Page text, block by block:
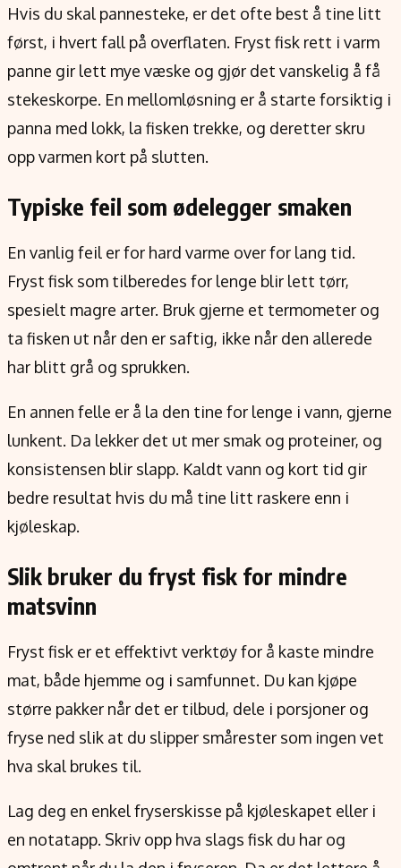
Hvis du skal pannesteke, er det ofte best å tine litt
først, i hvert fall på overflaten. Fryst fisk rett i varm
panne gir lett mye væske og gjør det vanskelig å få
stekeskorpe. En mellomløsning er å starte forsiktig i
panna med lokk, la fisken trekke, og deretter skru
opp varmen kort på slutten.
Typiske feil som ødelegger smaken
En vanlig feil er for hard varme over for lang tid.
Fryst fisk som tilberedes for lenge blir lett tørr,
spesielt magre arter. Bruk gjerne et termometer og
ta fisken ut når den er saftig, ikke når den allerede
har blitt grå og sprukken.
En annen felle er å la den tine for lenge i vann, gjerne
lunkent. Da lekker det ut mer smak og proteiner, og
konsistensen blir slapp. Kaldt vann og kort tid gir
bedre resultat hvis du må tine litt raskere enn i
kjøleskap.
Slik bruker du fryst fisk for mindre
matsvinn
Fryst fisk er et effektivt verktøy for å kaste mindre
mat, både hjemme og i samfunnet. Du kan kjøpe
større pakker når det er tilbud, dele i porsjoner og
fryse ned slik at du slipper smårester som ingen vet
hva skal brukes til.
Lag deg en enkel fryserskisse på kjøleskapet eller i
en notatapp. Skriv opp hva slags fisk du har og